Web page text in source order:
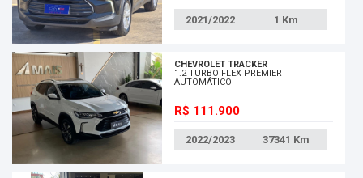
2021/2022 1 Km
CHEVROLET TRACKER
1.2 TURBO FLEX PREMIER
AUTOMÁTICO
R$ 111.900
2022/2023 37341 Km